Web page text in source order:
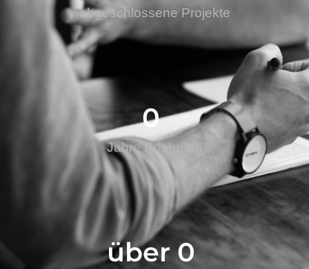
abgeschlossene Projekte
Jahre Erfahrung
0
über 0